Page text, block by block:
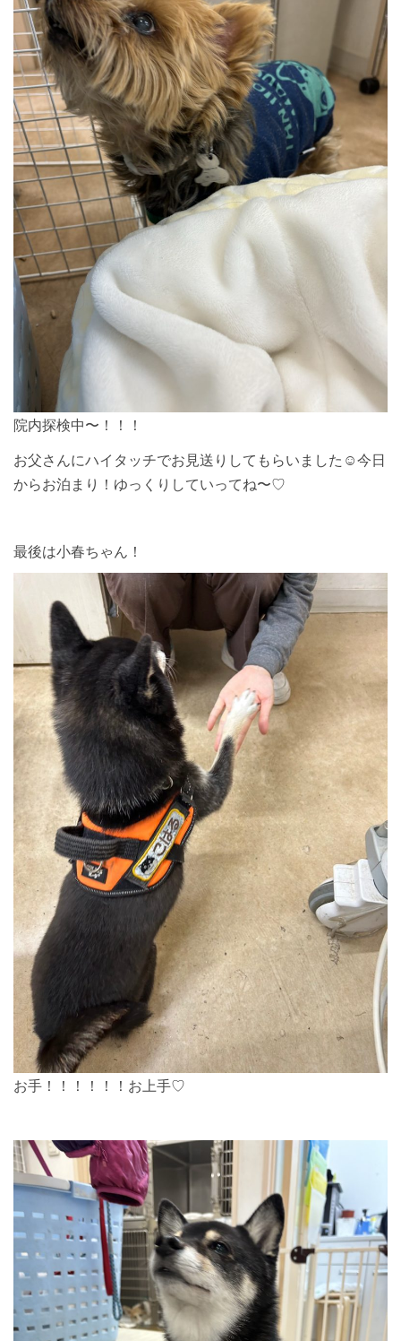
院内探検中〜！！！
お父さんにハイタッチでお見送りしてもらいました☺︎今日
からお泊まり！ゆっくりしていってね〜♡
最後は小春ちゃん！
お手！！！！！！お上手♡